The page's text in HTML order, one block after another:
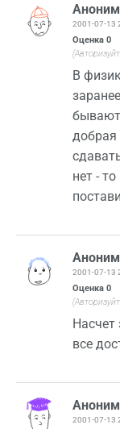
2001-07-13
Оценка 0
В
добрая
нет -
2001-07-13
Оценка 0
Насчет
все
2001-07-13